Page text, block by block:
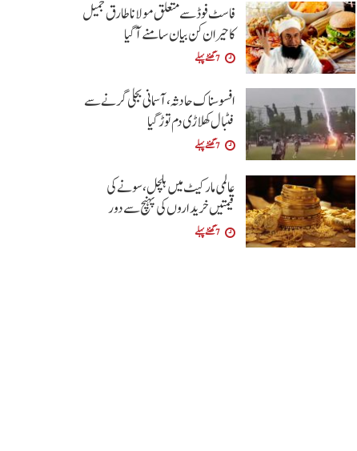
فاسٹ فوڈ سے متعلق مولانا طارق جمیل
کا حیران کن بیان سامنے آگیا
7 گھنٹے پہلے
افسوسناک حادثہ، آسمانی بجلی گرنے سے
فٹبال کھلاڑی دم توڑ گیا
7 گھنٹے پہلے
عالمی مارکیٹ میں ہلچل، سونے کی
قیمتیں خریداروں کی پہنچ سے دور
7 گھنٹے پہلے